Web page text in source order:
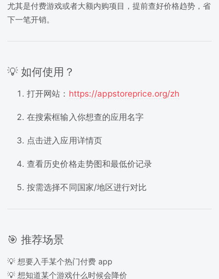
尤其是付费游戏或者大额内购项目，提前查好价格趋势，省
下一笔开销。
💡 如何使用？
打开网站： https://appstoreprice.org/zh
在搜索框输入你想查的应用名字
点击进入应用详情页
查看历史价格走势图和最低价记录
按需选择不同国家/地区进行对比
🎯 推荐场景
💡 想要入手某个热门付费 app
💡 想知道某个游戏什么时候会降价